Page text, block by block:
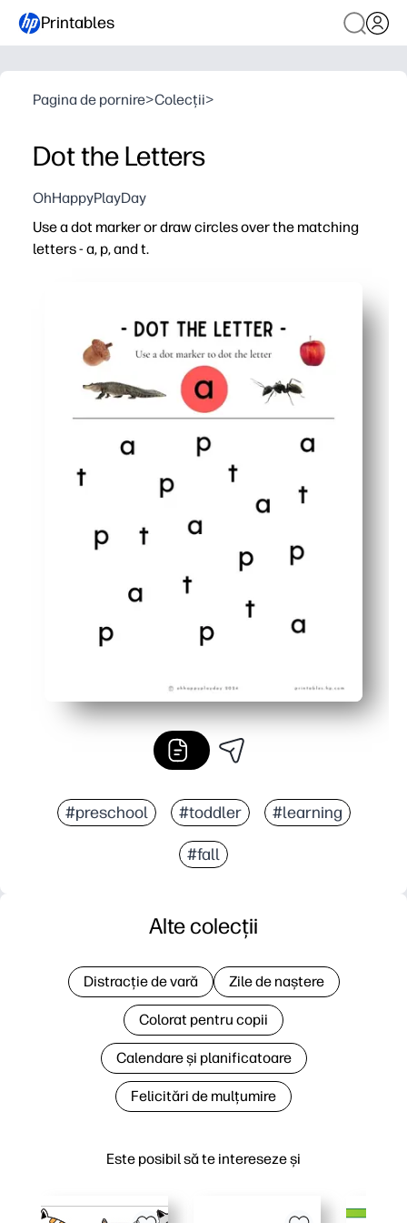
Printables
Pagina de pornire>Colecții>
Dot the Letters
OhHappyPlayDay
Use a dot marker or draw circles over the matching
letters - a, p, and t.
#preschool #toddler #learning
#fall
Este posibil să te intereseze și
Alte colecții
Distracție de vară Zile de naștere
Colorat pentru copii
Calendare și planificatoare
Felicitări de mulțumire